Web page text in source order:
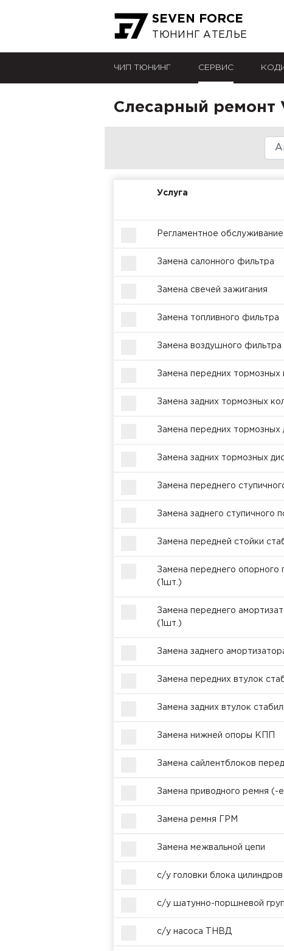
SEVEN FORCE
ТЮНИНГ АТЕЛЬЕ
ЧИП ТЮНИНГ СЕРВИС
Слесарный ремонт
Услуга
Регламентное
Замена салонного фильтра
Замена свечей зажигания
Замена топливного фильтра
Замена воздушного фильтра
Замена передних тормозных
Замена задних тормозных
Замена передних тормозных
Замена задних тормозных
Замена переднего
Замена заднего ступичного
Замена передней стойки
Замена переднего опорного
(1шт.)
Замена переднего
(1шт.)
Замена заднего
Замена передних втулок
Замена задних втулок
Замена нижней опоры КПП
Замена сайлентблоков
Замена приводного ремня (-
Замена ремня ГРМ
Замена межвальной цепи
с/у головки блока цилиндров
с/у шатунно-поршневой
с/у насоса ТНВД